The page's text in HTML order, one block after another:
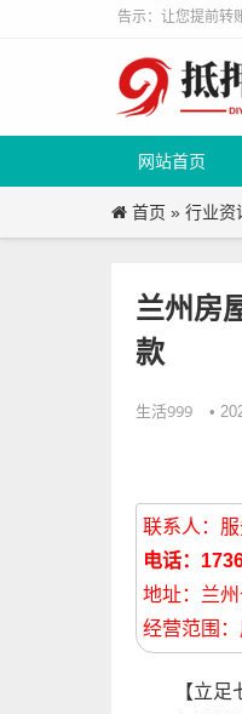
告示：让您提前转
网站首页
首页 » 行业资
兰州房
款
生活999 •
联系人：
电话：
地址：兰
经营范围
【立